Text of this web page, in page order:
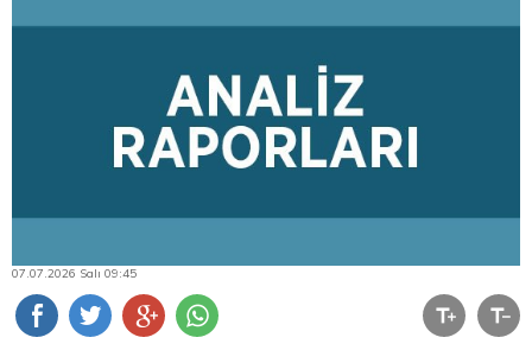
07.07.2026 Salı 09:45